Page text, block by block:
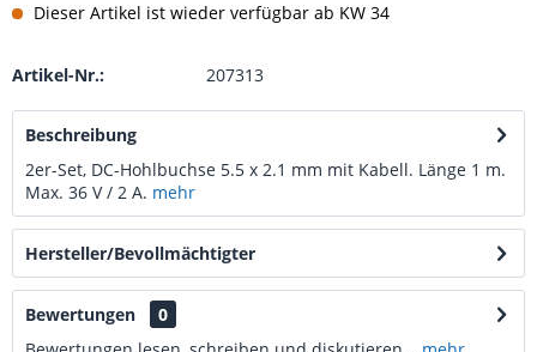
Dieser Artikel ist wieder verfügbar ab KW 34
Artikel-Nr.: 207313
Beschreibung
2er-Set, DC-Hohlbuchse 5.5 x 2.1 mm mit Kabell. Länge 1 m.
Max. 36 V / 2 A. mehr
Hersteller/Bevollmächtigter
Bewertungen
0